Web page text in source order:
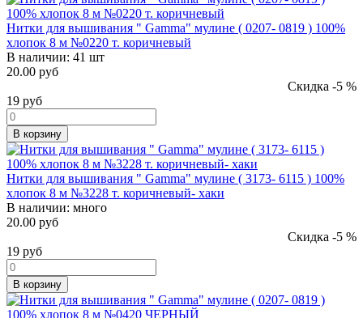
Нитки для вышивания " Gamma" мулине ( 0207- 0819 ) 100%
хлопок 8 м №0220 т. коричневый
В наличии: 41 шт
20.00 руб
Скидка -5 %
19 руб
В корзину
Нитки для вышивания " Gamma" мулине ( 3173- 6115 ) 100%
хлопок 8 м №3228 т. коричневый- хаки
В наличии: много
20.00 руб
Скидка -5 %
19 руб
В корзину